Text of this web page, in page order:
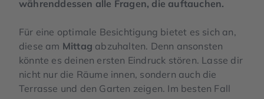
währenddessen alle Fragen, die auftauchen.
Für eine optimale Besichtigung bietet es sich an,
diese am Mittag abzuhalten. Denn ansonsten
könnte es deinen ersten Eindruck stören. Lasse dir
nicht nur die Räume innen, sondern auch die
Terrasse und den Garten zeigen. Im besten Fall